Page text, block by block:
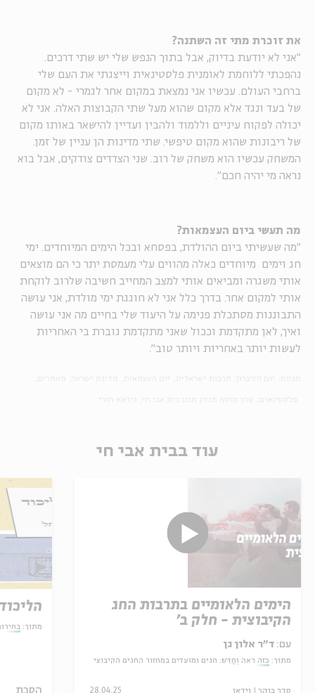
את זוכרת מתי זה השתנה?
"אני לא יודעת בדיוק, אבל בתוך הנפש שלי יש שתי דרכים.
נהפכתי ללוחמת לאומנית פלסטינאית וייצגתי את העם שלי
ברחבי העולם. עכשיו אני נמצאת במקום אחר לגמרי - לא מקום
של בעד ונגד אלא מקום שהוא מעל שתי הקבוצות האלה. אני לא
יכולה לפקוח עיניים וללמוד ולהבין ועדיין להישאר באותו מקום
של ריבונות שהוא מקום טיפשי. שתי מדינות הן עניין של זמן.
המשחק עכשיו הוא משחק של רוב. שני הצדדים צודקים, אבל בוא
נראה מי יהיה חכם".
מה תעשי ביום העצמאות?
"מה שעשיתי ביום ההולדת, בפסחא ובכל הימים המיוחדים. ימי
חג וימים מיוחדים כאלה מהווים עלי מעמסת יתר כי הם מוצאים
אותי משגרה ומביאים אותי למצב המחייב חשיבה שלרוב לוקחת
אותי למקום אחר. בדרך כלל אני לא חוגגת ימי מולדת, אני עושה
התבוננות מסתכלת פנימה על היעוד שלי בחיים מה אני עושה
ואיך, לאן מתקדמת וככול שאני מתקדמת גוברת בי האחריות
לעשות יותר באחריות ויותר טוב".
עוד בבית אבי חי
הימים הלאומיים בתרבות החג
הקיבוצית - חלק ב'
עם: ד"ר אלון גן
מתוך: כזה ראה וְחַדֵּשׁ: חגים ומועדים במחזור החגים הקיבוצי
סדר בוקר וידאו 28.04.25
מתוך:
הסכת